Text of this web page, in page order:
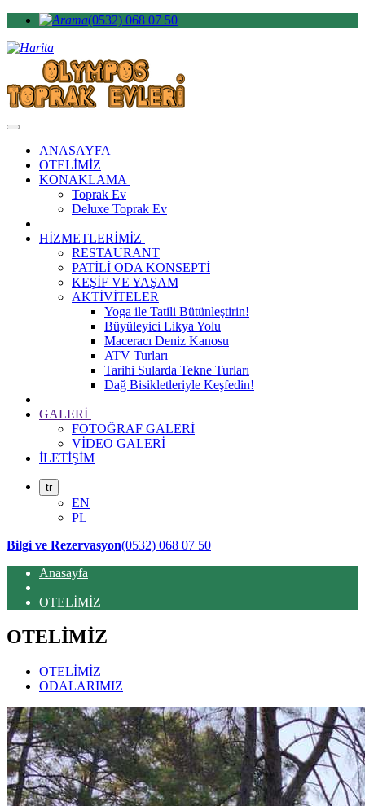
(0532) 068 07 50
ANASAYFA
OTELİMİZ
KONAKLAMA
Toprak Ev
Deluxe Toprak Ev
HİZMETLERİMİZ
RESTAURANT
PATİLİ ODA KONSEPTİ
KEŞİF VE YAŞAM
AKTİVİTELER
Yoga ile Tatili Bütünleştirin!
Büyüleyici Likya Yolu
Maceracı Deniz Kanosu
ATV Turları
Tarihi Sularda Tekne Turları
Dağ Bisikletleriyle Keşfedin!
GALERİ
FOTOĞRAF GALERİ
VİDEO GALERİ
İLETİŞİM
tr
EN
PL
Bilgi ve Rezervasyon(0532) 068 07 50
Anasayfa
OTELİMİZ
OTELİMİZ
OTELİMİZ
ODALARIMIZ